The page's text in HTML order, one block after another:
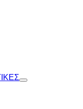
Toggle